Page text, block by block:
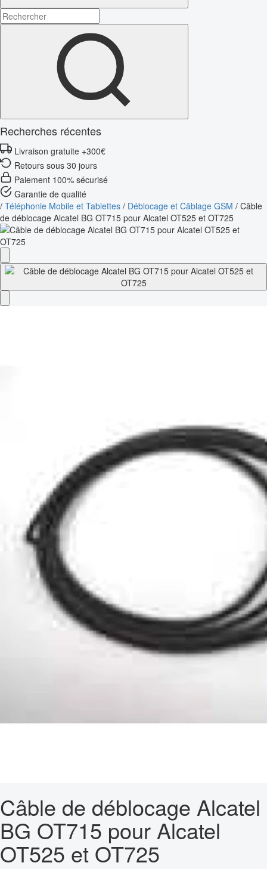
Recherches récentes
Livraison gratuite +300€
Retours sous 30 jours
Paiement 100% sécurisé
Garantie de qualité
/ Téléphonie Mobile et Tablettes / Déblocage et Câblage GSM / Câble
de déblocage Alcatel BG OT715 pour Alcatel OT525 et OT725
Câble de déblocage Alcatel
BG OT715 pour Alcatel
OT525 et OT725